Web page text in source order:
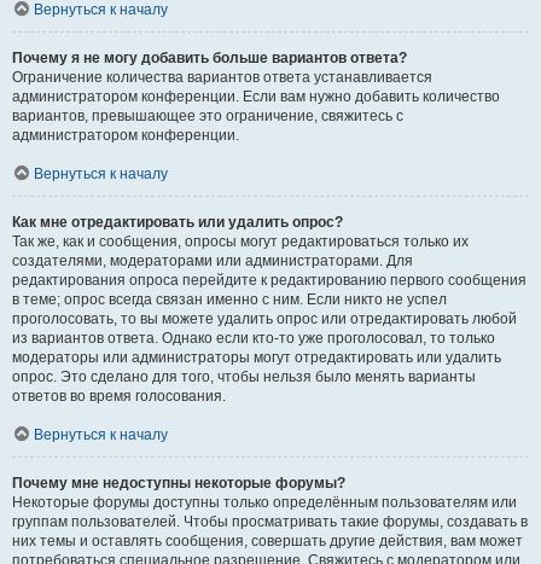
Вернуться к началу
Почему я не могу добавить больше вариантов ответа?
Ограничение количества вариантов ответа устанавливается
администратором конференции. Если вам нужно добавить количество
вариантов, превышающее это ограничение, свяжитесь с
администратором конференции.
Вернуться к началу
Как мне отредактировать или удалить опрос?
Так же, как и сообщения, опросы могут редактироваться только их
создателями, модераторами или администраторами. Для
редактирования опроса перейдите к редактированию первого сообщения
в теме; опрос всегда связан именно с ним. Если никто не успел
проголосовать, то вы можете удалить опрос или отредактировать любой
из вариантов ответа. Однако если кто-то уже проголосовал, то только
модераторы или администраторы могут отредактировать или удалить
опрос. Это сделано для того, чтобы нельзя было менять варианты
ответов во время голосования.
Вернуться к началу
Почему мне недоступны некоторые форумы?
Некоторые форумы доступны только определённым пользователям или
группам пользователей. Чтобы просматривать такие форумы, создавать в
них темы и оставлять сообщения, совершать другие действия, вам может
потребоваться специальное разрешение. Свяжитесь с модератором или